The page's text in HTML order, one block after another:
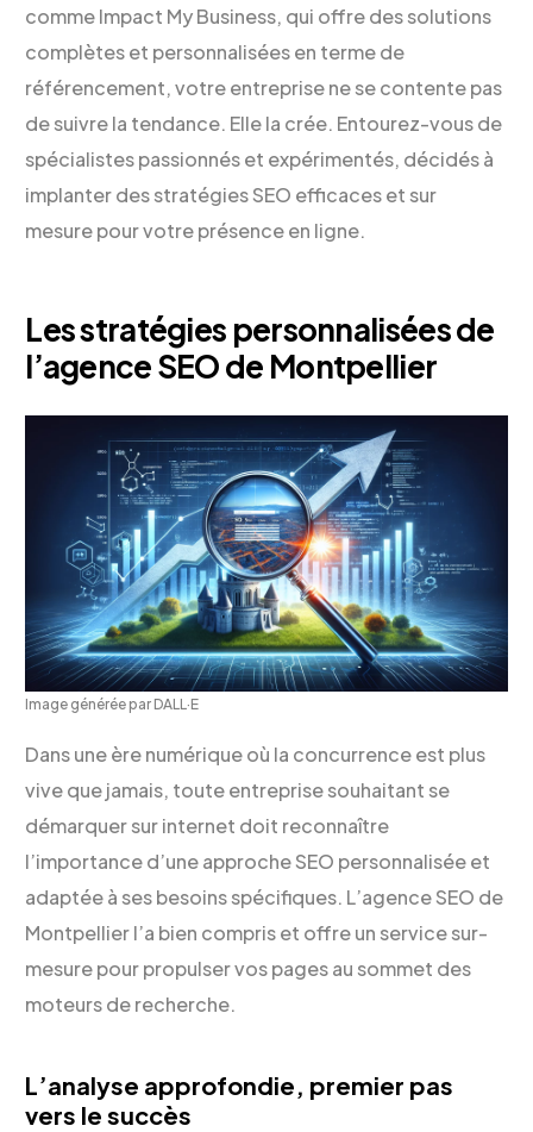
comme Impact My Business, qui offre des solutions
complètes et personnalisées en terme de
référencement, votre entreprise ne se contente pas
de suivre la tendance. Elle la crée. Entourez-vous de
spécialistes passionnés et expérimentés, décidés à
implanter des stratégies SEO efficaces et sur
mesure pour votre présence en ligne.
Les stratégies personnalisées de
l’agence SEO de Montpellier
Image générée par DALL·E
Dans une ère numérique où la concurrence est plus
vive que jamais, toute entreprise souhaitant se
démarquer sur internet doit reconnaître
l’importance d’une approche SEO personnalisée et
adaptée à ses besoins spécifiques. L’agence SEO de
Montpellier l’a bien compris et offre un service sur-
mesure pour propulser vos pages au sommet des
moteurs de recherche.
L’analyse approfondie, premier pas
vers le succès